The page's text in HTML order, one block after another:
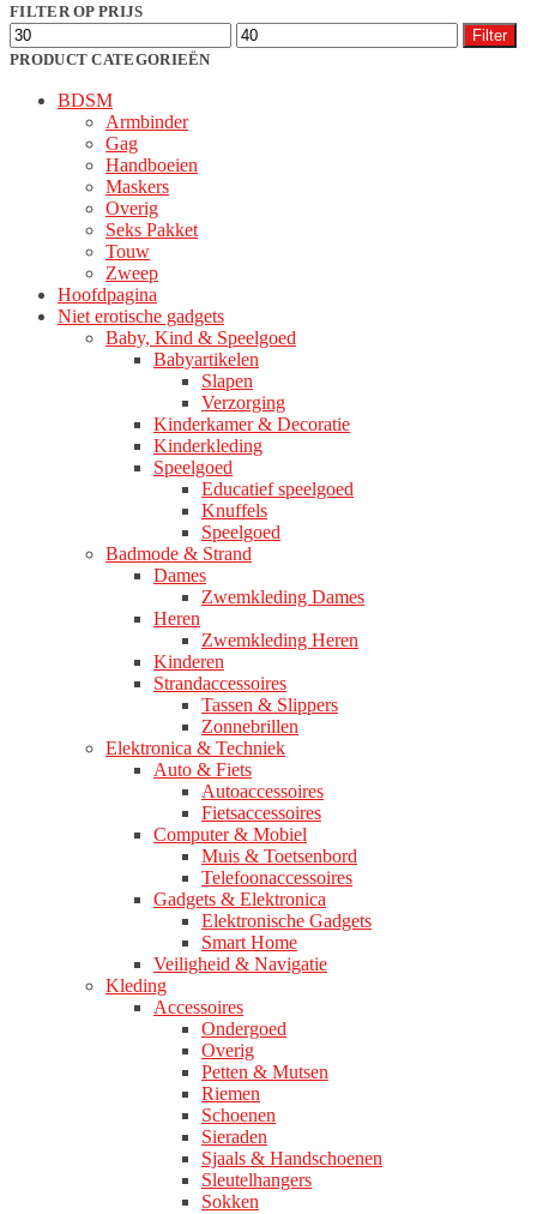
FILTER OP PRIJS
Min.
prijs
Max.
prijs
Filter
PRODUCT CATEGORIEËN
BDSM
Armbinder
Gag
Handboeien
Maskers
Overig
Seks Pakket
Touw
Zweep
Hoofdpagina
Niet erotische gadgets
Baby, Kind & Speelgoed
Babyartikelen
Slapen
Verzorging
Kinderkamer & Decoratie
Kinderkleding
Speelgoed
Educatief speelgoed
Knuffels
Speelgoed
Badmode & Strand
Dames
Zwemkleding Dames
Heren
Zwemkleding Heren
Kinderen
Strandaccessoires
Tassen & Slippers
Zonnebrillen
Elektronica & Techniek
Auto & Fiets
Autoaccessoires
Fietsaccessoires
Computer & Mobiel
Muis & Toetsenbord
Telefoonaccessoires
Gadgets & Elektronica
Elektronische Gadgets
Smart Home
Veiligheid & Navigatie
Kleding
Accessoires
Ondergoed
Overig
Petten & Mutsen
Riemen
Schoenen
Sieraden
Sjaals & Handschoenen
Sleutelhangers
Sokken